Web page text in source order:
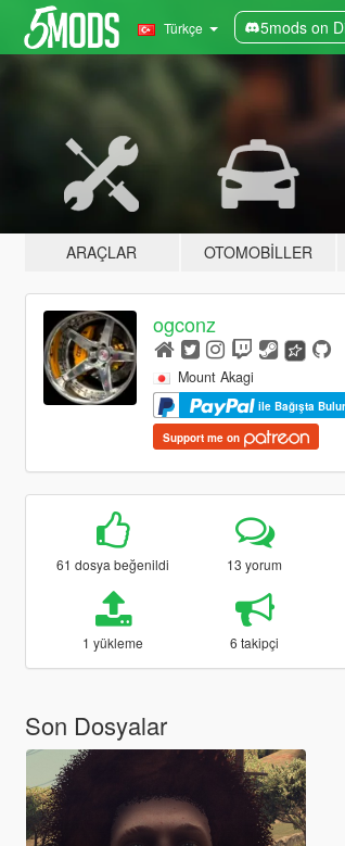
Türkçe 5mods on
ARAÇLAR OTOMOBILLER
ogconz
Mount Akagi
ile Bağışta
Support me on
61 dosya beğenildi 13 yorum
1 yükleme 6 takipçi
Son Dosyalar